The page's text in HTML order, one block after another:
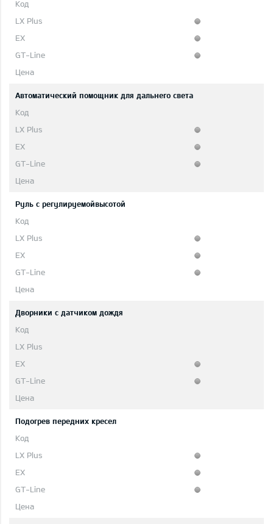
Автоматический помощник для дальнего света
Руль с регулируемойвысотой
Дворники с датчиком дождя
Подогрев передних кресел